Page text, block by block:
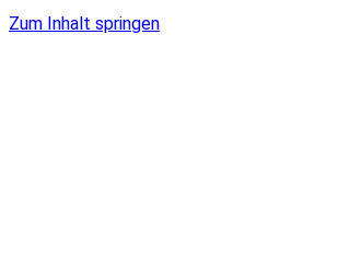
Zum Inhalt springen